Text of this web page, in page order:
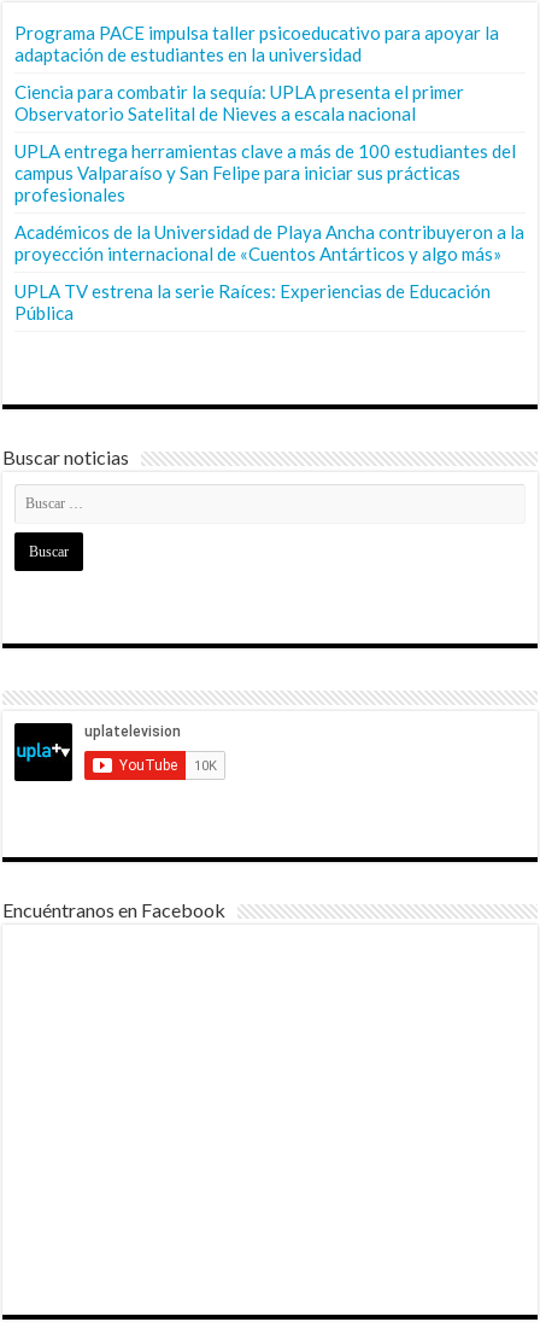
Programa PACE impulsa taller psicoeducativo para apoyar la
adaptación de estudiantes en la universidad
Ciencia para combatir la sequía: UPLA presenta el primer
Observatorio Satelital de Nieves a escala nacional
UPLA entrega herramientas clave a más de 100 estudiantes del
campus Valparaíso y San Felipe para iniciar sus prácticas
profesionales
Académicos de la Universidad de Playa Ancha contribuyeron a la
proyección internacional de «Cuentos Antárticos y algo más»
UPLA TV estrena la serie Raíces: Experiencias de Educación
Pública
Buscar noticias
Encuéntranos en Facebook